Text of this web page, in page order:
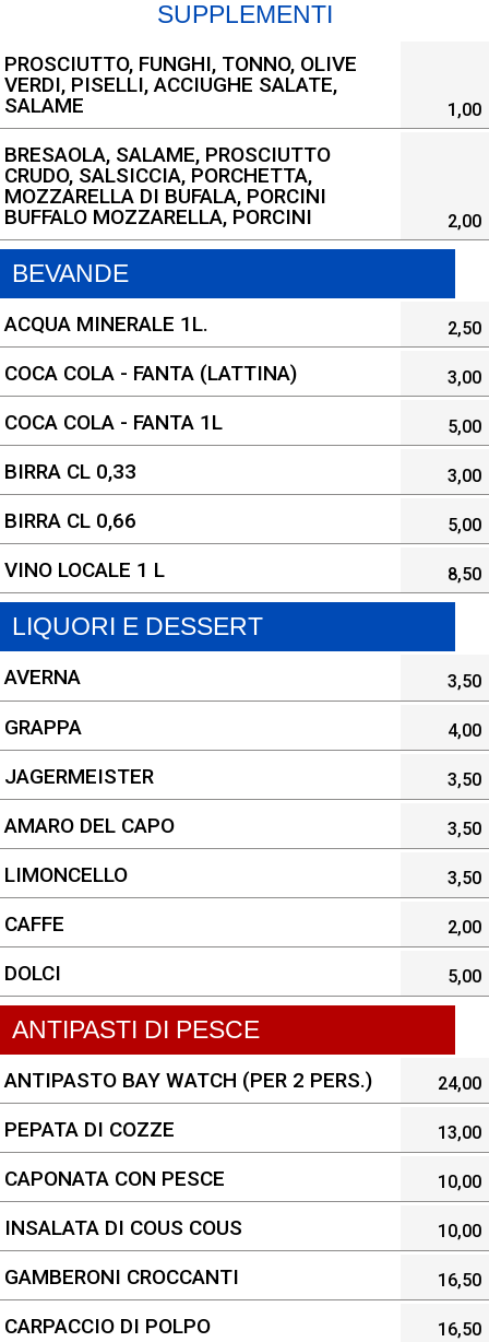
SUPPLEMENTI
PROSCIUTTO, FUNGHI, TONNO, OLIVE
VERDI, PISELLI, ACCIUGHE SALATE,
SALAME
1,00
BRESAOLA, SALAME, PROSCIUTTO
CRUDO, SALSICCIA, PORCHETTA,
MOZZARELLA DI BUFALA, PORCINI
BUFFALO MOZZARELLA, PORCINI
2,00
BEVANDE
ACQUA MINERALE 1L. 2,50
COCA COLA - FANTA (LATTINA) 3,00
COCA COLA - FANTA 1L 5,00
BIRRA CL 0,33 3,00
BIRRA CL 0,66 5,00
VINO LOCALE 1 L 8,50
LIQUORI E DESSERT
AVERNA 3,50
GRAPPA 4,00
JAGERMEISTER 3,50
AMARO DEL CAPO 3,50
LIMONCELLO 3,50
CAFFE 2,00
DOLCI 5,00
ANTIPASTI DI PESCE
ANTIPASTO BAY WATCH (PER 2 PERS.) 24,00
PEPATA DI COZZE 13,00
CAPONATA CON PESCE 10,00
INSALATA DI COUS COUS 10,00
GAMBERONI CROCCANTI 16,50
CARPACCIO DI POLPO 16,50